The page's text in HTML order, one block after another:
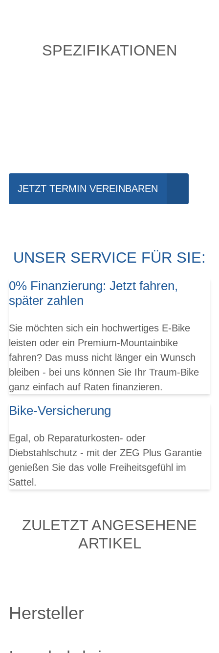
SPEZIFIKATIONEN
JETZT TERMIN VEREINBAREN
UNSER SERVICE FÜR SIE:
0% Finanzierung: Jetzt fahren,
später zahlen
Sie möchten sich ein hochwertiges E-Bike
leisten oder ein Premium-Mountainbike
fahren? Das muss nicht länger ein Wunsch
bleiben - bei uns können Sie Ihr Traum-Bike
ganz einfach auf Raten finanzieren.
Bike-Versicherung
Egal, ob Reparaturkosten- oder
Diebstahlschutz - mit der ZEG Plus Garantie
genießen Sie das volle Freiheitsgefühl im
Sattel.
ZULETZT ANGESEHENE
ARTIKEL
Hersteller